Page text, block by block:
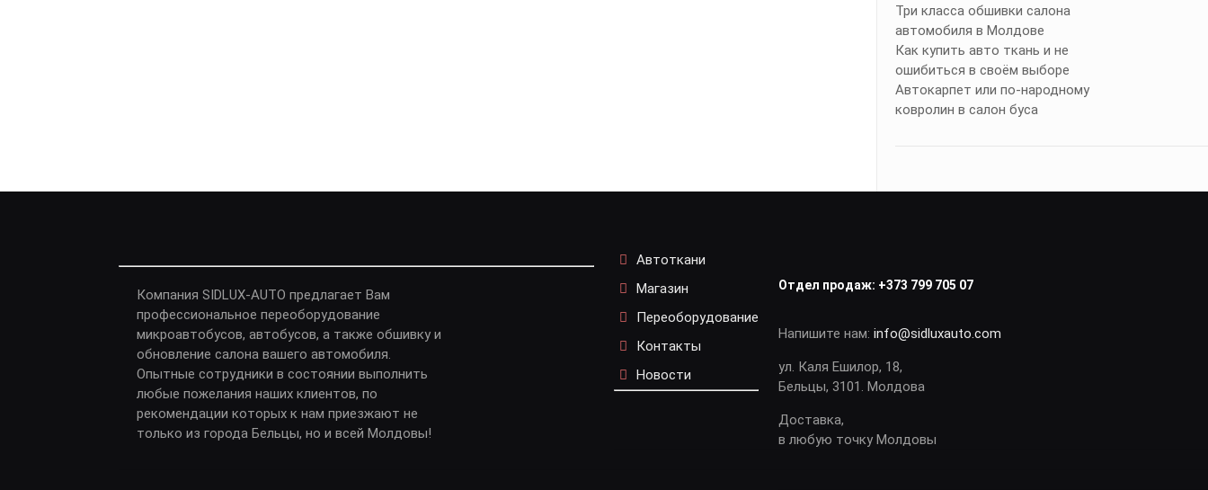
Три класса обшивки салона
автомобиля в Молдове
Как купить авто ткань и не
ошибиться в своём выборе
Автокарпет или по-народному
ковролин в салон буса
Компания SIDLUX-AUTO предлагает Вам
профессиональное переоборудование
микроавтобусов, автобусов, а также обшивку и
обновление салона вашего автомобиля.
Опытные сотрудники в состоянии выполнить
любые пожелания наших клиентов, по
рекомендации которых к нам приезжают не
только из города Бельцы, но и всей Молдовы!
Автоткани
Магазин
Переоборудование
Контакты
Новости
Отдел продаж: +373 799 705 07
Напишите нам:info@sidluxauto.com
ул. Каля Ешилор, 18,
Бельцы, 3101. Молдова
Доставка,
в любую точку Молдовы